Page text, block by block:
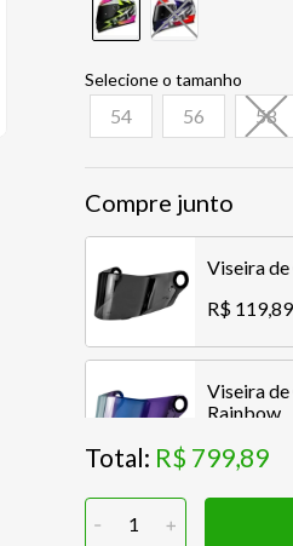
54 56 58
Compre junto
Viseira
R$ 119,89
Viseira
Rainbow
R$ 119,89
Viseira
Total: R$ 799,89
- 1 +